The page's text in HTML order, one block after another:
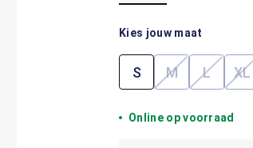
Kies jouw maat
S M(Deze optie is
L(DezeXL
Online op voorraad